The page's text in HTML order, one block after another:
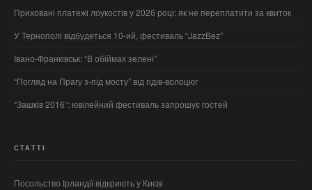
Приховані платежі лоукостів у 2026 році: як не переплатити за квиток
У Тернополі відбудеться 10-ий, фестиваль “JazzBez”
Івано-Франківськ: “В обіймах зелені”
“Погляд на Прагу з-під мосту” від гідів-волоцюг
“Зашків 2016”: ювілейний фестиваль запрошує гостей
СТАТТІ
Посольство Ірландії відкриють у Києві